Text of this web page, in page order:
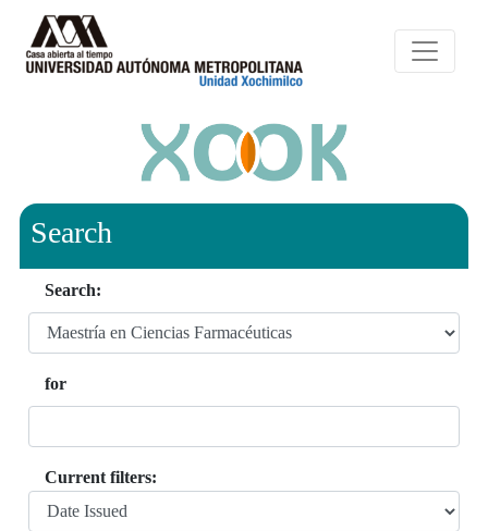
Search
Search:
for
Current filters: